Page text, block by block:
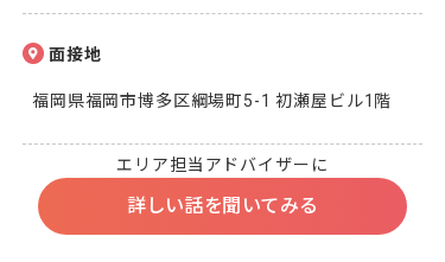
面接地
福岡県福岡市博多区綱場町5-1 初瀬屋ビル1階
エリア担当アドバイザーに
詳しい話を聞いてみる